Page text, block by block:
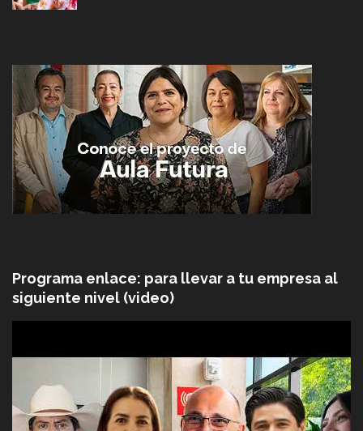
Programa enlace: para llevar a tu empresa al
siguiente nivel (video)